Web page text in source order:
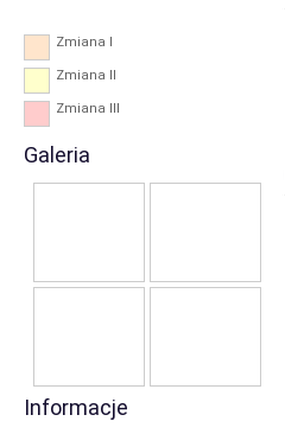
Zmiana I
Zmiana II
Zmiana III
Galeria
Informacje